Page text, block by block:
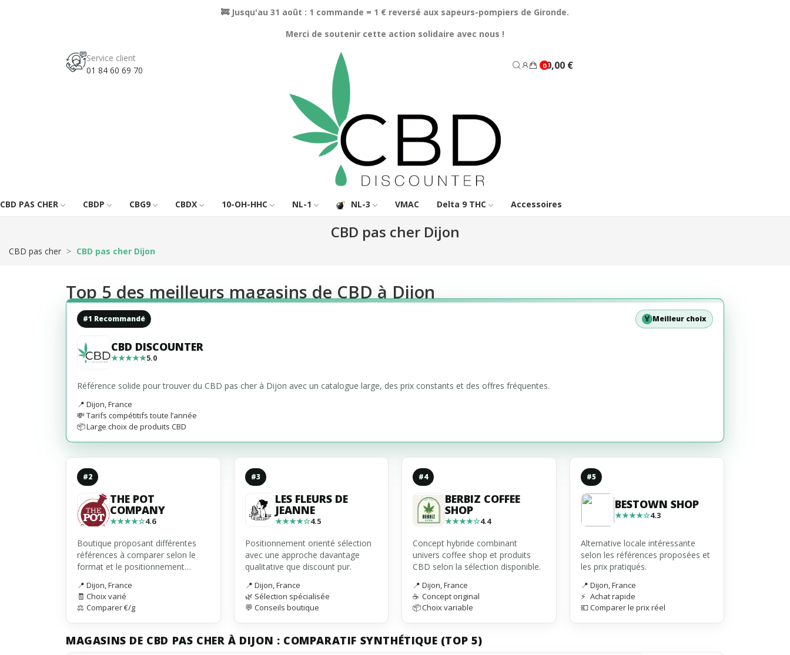
🚒 Jusqu'au 31 août : 1 commande = 1 € reversé aux sapeurs-pompiers de Gironde.
Merci de soutenir cette action solidaire avec nous !
Service client
01 84 60 69 70
0,00 €
0
CBD PAS CHER CBDP CBG9 CBDX 10-OH-HHC NL-1 NL-3 VMAC Delta 9 THC Accessoires
CBD pas cher Dijon
CBD pas cher CBD pas cher Dijon
Top 5 des meilleurs magasins de CBD à Dijon
#1 Recommandé 🏅 Meilleur choix
CBD DISCOUNTER
★★★★★5.0
Référence solide pour trouver du CBD pas cher à Dijon avec un catalogue large, des prix constants et des offres fréquentes.
📍 Dijon, France
💸Tarifs compétitifs toute l’année
📦Large choix de produits CBD
#2
THE POT
COMPANY
★★★★☆4.6
Boutique proposant différentes
références à comparer selon le
format et le positionnement
📍 Dijon, France
🧾 Choix varié
⚖️ Comparer €/g
#3
LES FLEURS DE
JEANNE
★★★★☆4.5
Positionnement orienté sélection
avec une approche davantage
qualitative que discount pur.
📍 Dijon, France
🌿 Sélection spécialisée
💬 Conseils boutique
#4
BERBIZ COFFEE
SHOP
★★★★☆4.4
Concept hybride combinant
univers coffee shop et produits
CBD selon la sélection disponible.
📍 Dijon, France
☕ Concept original
📦Choix variable
#5
BESTOWN SHOP
★★★★☆4.3
Alternative locale intéressante
selon les références proposées et
les prix pratiqués.
📍 Dijon, France
⚡ Achat rapide
💶Comparer le prix réel
MAGASINS DE CBD PAS CHER À DIJON : COMPARATIF SYNTHÉTIQUE (TOP 5)